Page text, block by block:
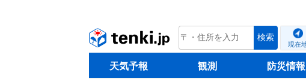
tenki.jp 検索
現在
天気予報 観測 防災情報